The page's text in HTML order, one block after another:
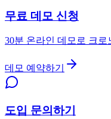
무료 데모 신청
30분 온라인 데모로 크
데모 예약하기
도입 문의하기